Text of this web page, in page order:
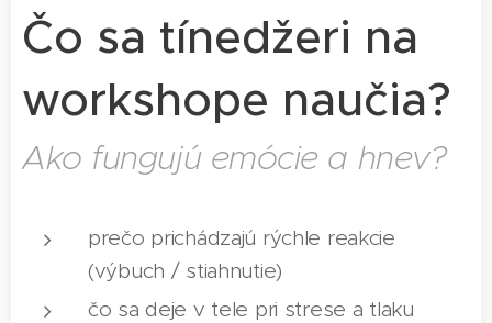
Čo sa tínedžeri na
workshope naučia?
Ako fungujú emócie a hnev?
prečo prichádzajú rýchle reakcie
(výbuch / stiahnutie)
čo sa deje v tele pri strese a tlaku